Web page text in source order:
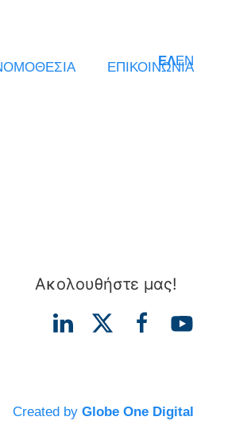
ΕΛEN
ΕΠΙΚΟΙΝΩΝΙΑ
Ακολουθήστε μας!
Created by Globe One Digital